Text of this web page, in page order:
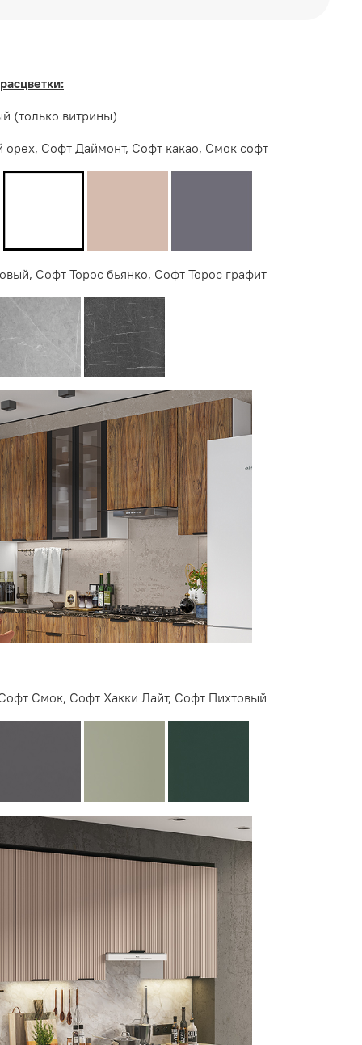
(только витрины)
Софт Даймонт, Софт какао, Смок софт
Софт Торос бьянко, Софт Торос графит
Смок, Софт Хакки Лайт, Софт Пихтовый